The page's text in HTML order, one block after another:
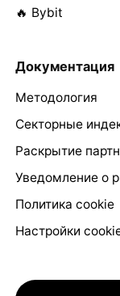
🔥 Bybit
Документация
Методология
Секторные
Раскрытие
Уведомление о
Политика cookie
Настройки